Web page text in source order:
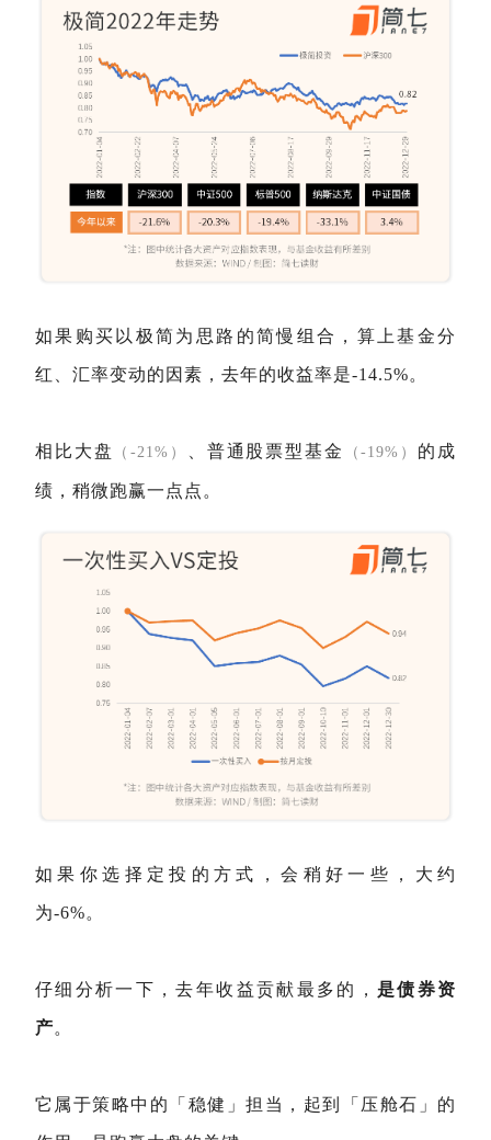
如果购买以极简为思路的简慢组合，算上基金分
红、汇率变动的因素，去年的收益率是-14.5%。
相比大盘 （-21%） 、普通股票型基金 （-19%） 的成
绩，稍微跑赢一点点。
如果你选择定投的方式，会稍好一些，大约
为-6%。
仔细分析一下，去年收益贡献最多的， 是债券资
产。
它属于策略中的「稳健」担当，起到「压舱石」的